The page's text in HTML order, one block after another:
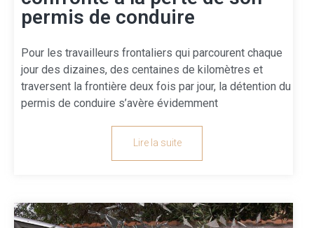
permis de conduire
Pour les travailleurs frontaliers qui parcourent chaque
jour des dizaines, des centaines de kilomètres et
traversent la frontière deux fois par jour, la détention du
permis de conduire s’avère évidemment
Lire la suite